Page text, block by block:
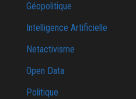
Géopolitique
Intelligence Artificielle
Netactivisme
Open Data
Politique